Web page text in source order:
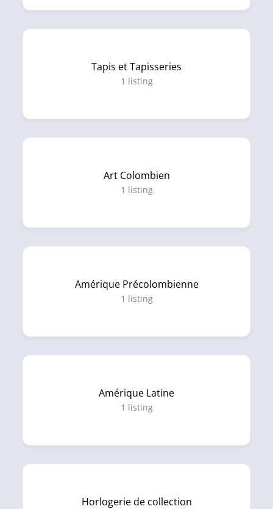
Tapis et Tapisseries
1 listing
Art Colombien
1 listing
Amérique Précolombienne
1 listing
Amérique Latine
1 listing
Horlogerie de collection